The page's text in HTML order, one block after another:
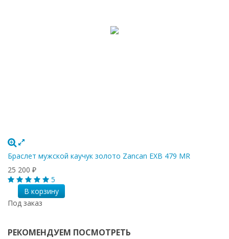
Браслет мужской каучук золото Zancan EXB 479 MR
25 200 ₽
5
В корзину
Под заказ
РЕКОМЕНДУЕМ ПОСМОТРЕТЬ